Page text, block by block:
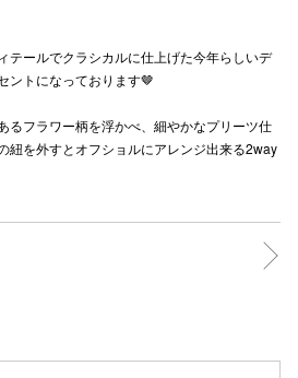
テールでクラシカルに仕上げた今年らしいデ
ントになっております🤎
るフラワー柄を浮かべ、細やかなプリーツ仕
紐を外すとオフショルにアレンジ出来る2way
秋田
新百合
キャナルシ
那覇